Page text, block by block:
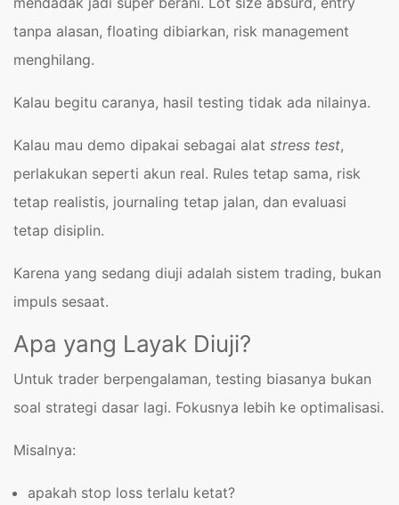
tanpa alasan, floating dibiarkan, risk management
menghilang.
Kalau begitu caranya, hasil testing tidak ada nilainya.
Kalau mau demo dipakai sebagai alat stress test,
perlakukan seperti akun real. Rules tetap sama, risk
tetap realistis, journaling tetap jalan, dan evaluasi
tetap disiplin.
Karena yang sedang diuji adalah sistem trading, bukan
impuls sesaat.
Apa yang Layak Diuji?
Untuk trader berpengalaman, testing biasanya bukan
soal strategi dasar lagi. Fokusnya lebih ke optimalisasi.
Misalnya:
apakah stop loss terlalu ketat?